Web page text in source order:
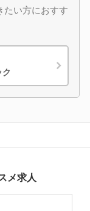
たい方におすす
メ求人